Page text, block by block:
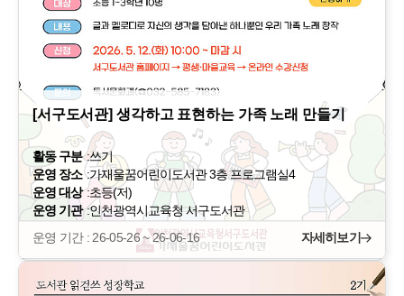
[서구도서관] 생각하고 표현하는 가족 노래 만들기
활동 구분 :쓰기
운영 장소 :가재울꿈어린이도서관 3층 프로그램실4
운영 대상 :초등(저)
운영 기관 :인천광역시교육청 서구도서관
운영 기간 : 26-05-26 ~ 26-06-16
자세히보기